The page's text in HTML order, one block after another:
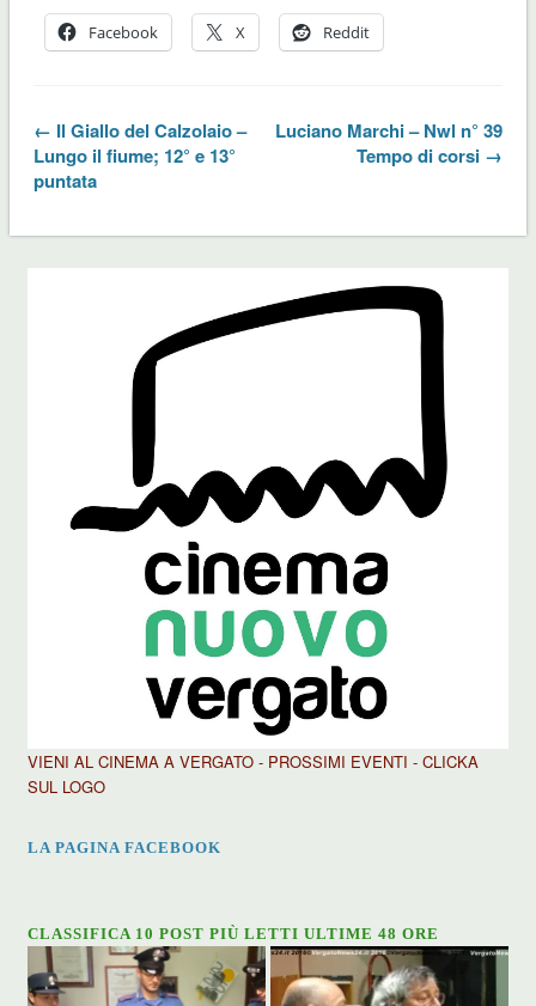
Facebook X Reddit
← Il Giallo del Calzolaio –
Lungo il fiume; 12° e 13°
puntata
Luciano Marchi – Nwl n° 39
Tempo di corsi →
VIENI AL CINEMA A VERGATO - PROSSIMI EVENTI - CLICKA
SUL LOGO
LA PAGINA FACEBOOK
CLASSIFICA 10 POST PIÙ LETTI ULTIME 48 ORE